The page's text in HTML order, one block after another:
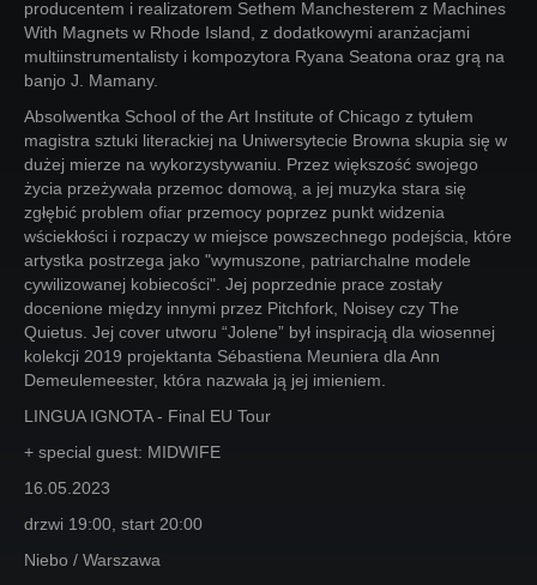
producentem i realizatorem Sethem Manchesterem z Machines
With Magnets w Rhode Island, z dodatkowymi aranżacjami
multiinstrumentalisty i kompozytora Ryana Seatona oraz grą na
banjo J. Mamany.
Absolwentka School of the Art Institute of Chicago z tytułem
magistra sztuki literackiej na Uniwersytecie Browna skupia się w
dużej mierze na wykorzystywaniu. Przez większość swojego
życia przeżywała przemoc domową, a jej muzyka stara się
zgłębić problem ofiar przemocy poprzez punkt widzenia
wściekłości i rozpaczy w miejsce powszechnego podejścia, które
artystka postrzega jako "wymuszone, patriarchalne modele
cywilizowanej kobiecości". Jej poprzednie prace zostały
docenione między innymi przez Pitchfork, Noisey czy The
Quietus. Jej cover utworu “Jolene” był inspiracją dla wiosennej
kolekcji 2019 projektanta Sébastiena Meuniera dla Ann
Demeulemeester, która nazwała ją jej imieniem.
LINGUA IGNOTA - Final EU Tour
+ special guest: MIDWIFE
16.05.2023
drzwi 19:00, start 20:00
Niebo / Warszawa